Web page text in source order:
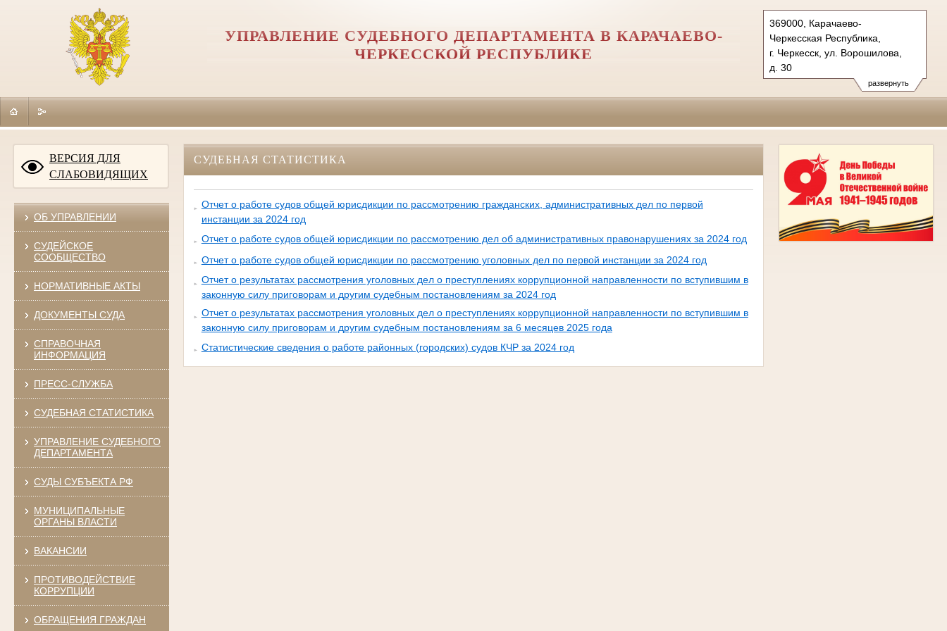
развернуть
369000, Карачаево-
Черкесская Республика,
г. Черкесск, ул. Ворошилова,
д. 30
Тел.: (8782) 26-57-46, 26-56-
35 (ф.)
УПРАВЛЕНИЕ СУДЕБНОГО ДЕПАРТАМЕНТА В КАРАЧАЕВО-
ЧЕРКЕССКОЙ РЕСПУБЛИКЕ
ВЕРСИЯ ДЛЯ
СЛАБОВИДЯЩИХ
ОБ УПРАВЛЕНИИ
СУДЕЙСКОЕ
СООБЩЕСТВО
НОРМАТИВНЫЕ АКТЫ
ДОКУМЕНТЫ СУДА
СПРАВОЧНАЯ
ИНФОРМАЦИЯ
ПРЕСС-СЛУЖБА
СУДЕБНАЯ СТАТИСТИКА
УПРАВЛЕНИЕ СУДЕБНОГО
ДЕПАРТАМЕНТА
СУДЫ СУБЪЕКТА РФ
МУНИЦИПАЛЬНЫЕ
ОРГАНЫ ВЛАСТИ
ВАКАНСИИ
ПРОТИВОДЕЙСТВИЕ
КОРРУПЦИИ
ОБРАЩЕНИЯ ГРАЖДАН
СУДЕБНАЯ СТАТИСТИКА
Отчет о работе судов общей юрисдикции по рассмотрению гражданских, административных дел по первой
инстанции за 2024 год
Отчет о работе судов общей юрисдикции по рассмотрению дел об административных правонарушениях за 2024 год
Отчет о работе судов общей юрисдикции по рассмотрению уголовных дел по первой инстанции за 2024 год
Отчет о результатах рассмотрения уголовных дел о преступлениях коррупционной направленности по вступившим в
законную силу приговорам и другим судебным постановлениям за 2024 год
Отчет о результатах рассмотрения уголовных дел о преступлениях коррупционной направленности по вступившим в
законную силу приговорам и другим судебным постановлениям за 6 месяцев 2025 года
Статистические сведения о работе районных (городских) судов КЧР за 2024 год